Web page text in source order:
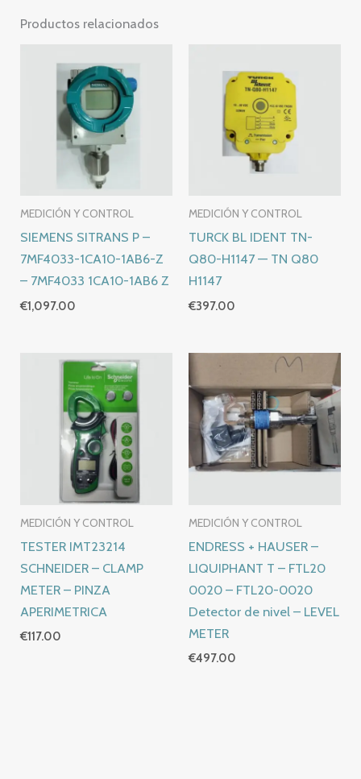
Productos relacionados
MEDICIÓN Y CONTROL
SIEMENS SITRANS P –
7MF4033-1CA10-1AB6-Z
– 7MF4033 1CA10-1AB6 Z
€1,097.00
MEDICIÓN Y CONTROL
TURCK BL IDENT TN-
Q80-H1147 — TN Q80
H1147
€397.00
MEDICIÓN Y CONTROL
TESTER IMT23214
SCHNEIDER – CLAMP
METER – PINZA
APERIMETRICA
€117.00
MEDICIÓN Y CONTROL
ENDRESS + HAUSER –
LIQUIPHANT T – FTL20
0020 – FTL20-0020
Detector de nivel – LEVEL
METER
€497.00